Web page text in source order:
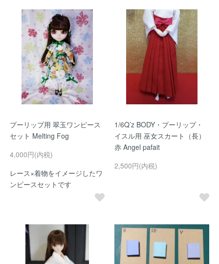
プーリップ用 翠玉ワンピース
セット Melting Fog
4,000円(内税)
レース×着物をイメージしたワ
ンピースセットです
1/6Q’z BODY・プーリップ・
イスル用 巫女スカート（長）
赤 Angel pafait
2,500円(内税)